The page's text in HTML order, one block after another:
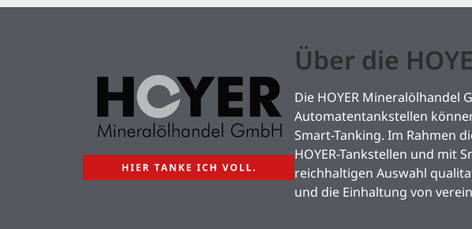
Über die
Die HOYER
Automatentankstellen
Smart-Tanking. Im Rahmen
HOYER-Tankstellen und mit
reichhaltigen Auswahl
und die Einhaltung von